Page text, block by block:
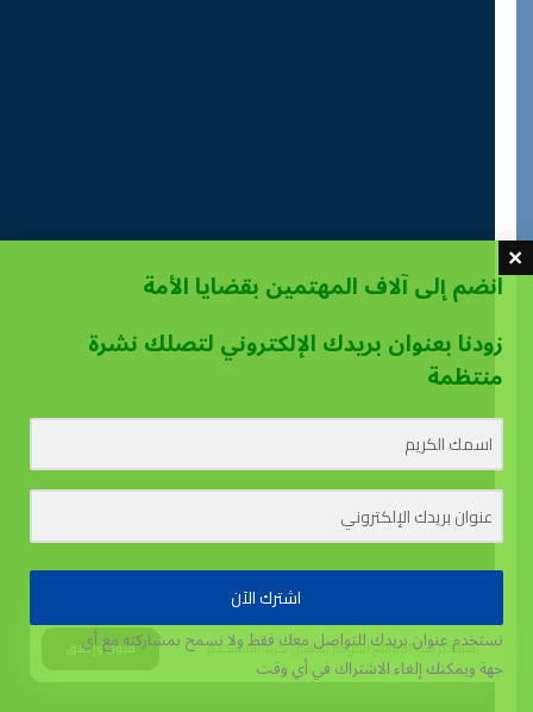
يستخدم هذا الموقع الكوكيز لتحسين تجربة المستخدم. قبول وإغلاق
انضم إلى آلاف المهتمين بقضايا الأمة
زودنا بعنوان بريدك الإلكتروني لتصلك نشرة
منتظمة
اشترك الآن
نستخدم عنوان بريدك للتواصل معك فقط ولا نسمح بمشاركته مع أي
جهةويمكنك إلغاء الاشتراك في أي وقت